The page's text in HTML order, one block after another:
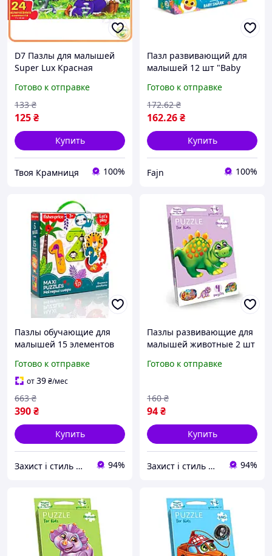
D7 Пазлы для малышей
Super Lux Красная
яркие пазлы для
развития логики и
моторики MOD58L
Готово к отправке
125₴
133 ₴
Купить
Твоя Крамниця 100%
Пазл развивающий для
малышей 12 шт "Baby
DoDo
Готово к отправке
162.26₴
172.62 ₴
Купить
Fajn 100%
Пазлы обучающие для
малышей 15 элементов
цифры Vladi toys MC-6357
Готово к отправке
от39₴/мес
390₴
663 ₴
Купить
Захист і стиль — в одному магазині 94%
Пазлы развивающие для
малышей животные 2 шт
6782
Готово к отправке
94₴
160 ₴
Купить
Захист і стиль — в одному магазині 94%